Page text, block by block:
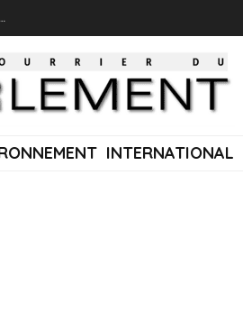
LFI réclame une « session extraordinaire » à l’Assemblée nationale pour lutter contre les incendies
INTERNATIONAL